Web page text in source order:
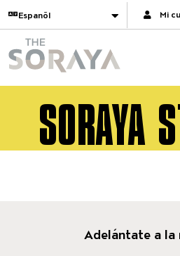
Traducir Mi
SORAYA
Adelántate a la